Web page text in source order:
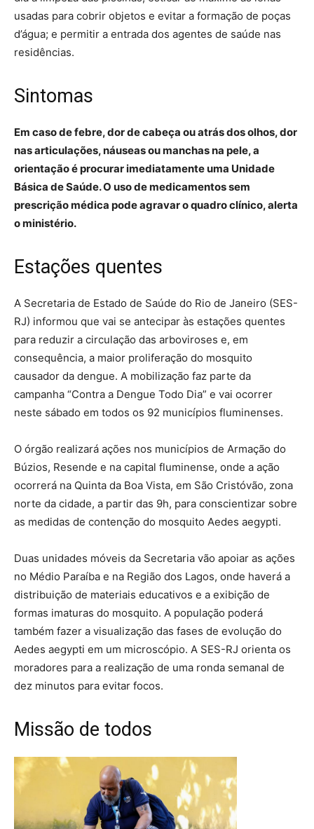
usadas para cobrir objetos e evitar a formação de poças
d’água; e permitir a entrada dos agentes de saúde nas
residências.
Sintomas
Em caso de febre, dor de cabeça ou atrás dos olhos, dor
nas articulações, náuseas ou manchas na pele, a
orientação é procurar imediatamente uma Unidade
Básica de Saúde. O uso de medicamentos sem
prescrição médica pode agravar o quadro clínico, alerta
o ministério.
Estações quentes
A Secretaria de Estado de Saúde do Rio de Janeiro (SES-
RJ) informou que vai se antecipar às estações quentes
para reduzir a circulação das arboviroses e, em
consequência, a maior proliferação do mosquito
causador da dengue. A mobilização faz parte da
campanha “Contra a Dengue Todo Dia” e vai ocorrer
neste sábado em todos os 92 municípios fluminenses.
O órgão realizará ações nos municípios de Armação do
Búzios, Resende e na capital fluminense, onde a ação
ocorrerá na Quinta da Boa Vista, em São Cristóvão, zona
norte da cidade, a partir das 9h, para conscientizar sobre
as medidas de contenção do mosquito Aedes aegypti.
Duas unidades móveis da Secretaria vão apoiar as ações
no Médio Paraíba e na Região dos Lagos, onde haverá a
distribuição de materiais educativos e a exibição de
formas imaturas do mosquito. A população poderá
também fazer a visualização das fases de evolução do
Aedes aegypti em um microscópio. A SES-RJ orienta os
moradores para a realização de uma ronda semanal de
dez minutos para evitar focos.
Missão de todos